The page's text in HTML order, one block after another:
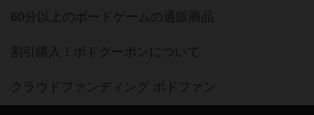
60分以上のボードゲームの通販商品
割引購入！ボドクーポンについて
クラウドファンディング ボドファン